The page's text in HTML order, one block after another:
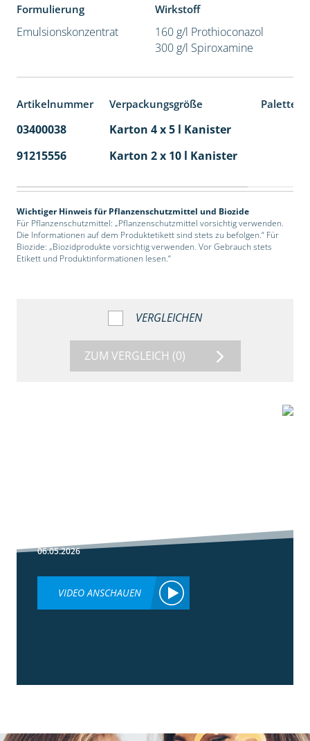
Formulierung
Emulsionskonzentrat
Wirkstoff
160 g/l Prothioconazol
300 g/l Spiroxamine
Artikelnummer Verpackungsgröße
03400038 Karton 4 x 5 l Kanister
91215556
Karton 2 x 10 l Kanister
Wichtiger Hinweis für Pflanzenschutzmittel und Biozide
Für Pflanzenschutzmittel: „Pflanzenschutzmittel vorsichtig verwenden.
Die Informationen auf dem Produktetikett sind stets zu befolgen.“ Für
Biozide: „Biozidprodukte vorsichtig verwenden. Vor Gebrauch stets
Etikett und Produktinformationen lesen.“
VERGLEICHEN
ZUM VERGLEICH (0)
06.05.2026
VIDEO ANSCHAUEN